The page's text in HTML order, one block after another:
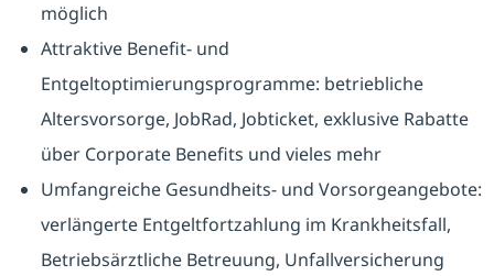
möglich
Attraktive Benefit- und
Entgeltoptimierungsprogramme: betriebliche
Altersvorsorge, JobRad, Jobticket, exklusive Rabatte
über Corporate Benefits und vieles mehr
Umfangreiche Gesundheits- und Vorsorgeangebote:
verlängerte Entgeltfortzahlung im Krankheitsfall,
Betriebsärztliche Betreuung, Unfallversicherung